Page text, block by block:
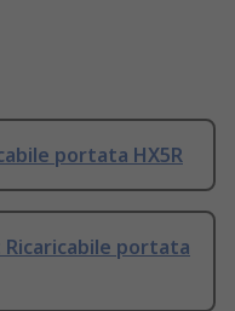
portata HX5R
Ricaricabile portata